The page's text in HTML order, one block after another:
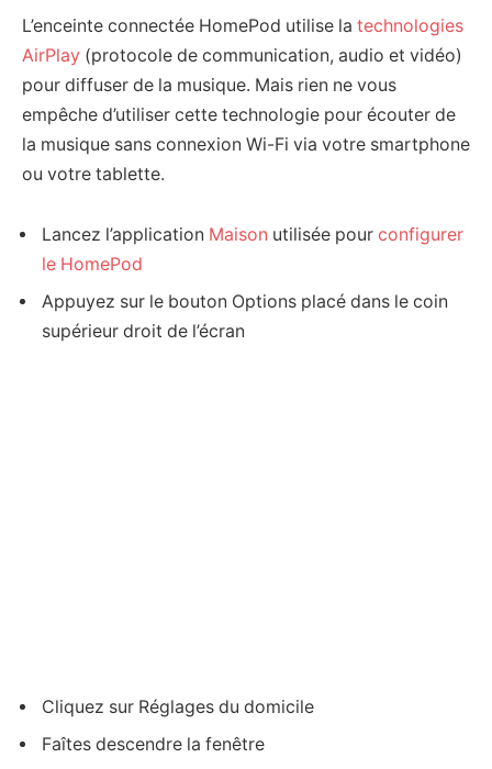
L’enceinte connectée HomePod utilise la technologies
AirPlay (protocole de communication, audio et vidéo)
pour diffuser de la musique. Mais rien ne vous
empêche d’utiliser cette technologie pour écouter de
la musique sans connexion Wi-Fi via votre smartphone
ou votre tablette.
Lancez l’application Maison utilisée pour configurer
le HomePod
Appuyez sur le bouton Options placé dans le coin
supérieur droit de l’écran
Cliquez sur Réglages du domicile
Faîtes descendre la fenêtre